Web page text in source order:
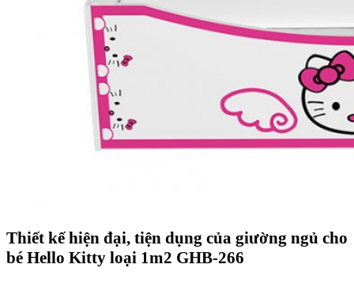
Thiết kế hiện đại, tiện dụng của giường ngủ cho
bé Hello Kitty loại 1m2 GHB-266